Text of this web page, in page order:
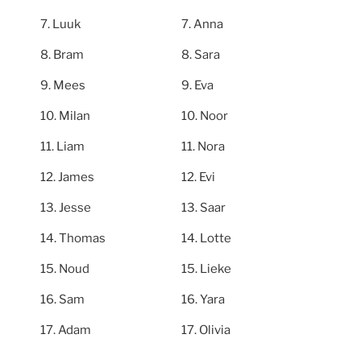
Luuk
Bram
Mees
Milan
Liam
James
Jesse
Thomas
Noud
Sam
Adam
Anna
Sara
Eva
Noor
Nora
Evi
Saar
Lotte
Lieke
Yara
Olivia